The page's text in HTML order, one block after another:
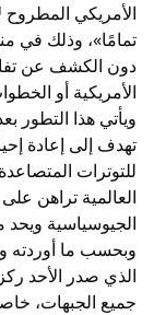
الأمريكي المطروح
تمامًا»، وذلك في
دون الكشف عن
الأمريكية أو
ويأتي هذا التطور
تهدف إلى إعادة
للتوترات
العالمية تراهن
الجيوسياسية
وبحسب ما أوردته
الذي صدر الأحد
جميع الجبهات،